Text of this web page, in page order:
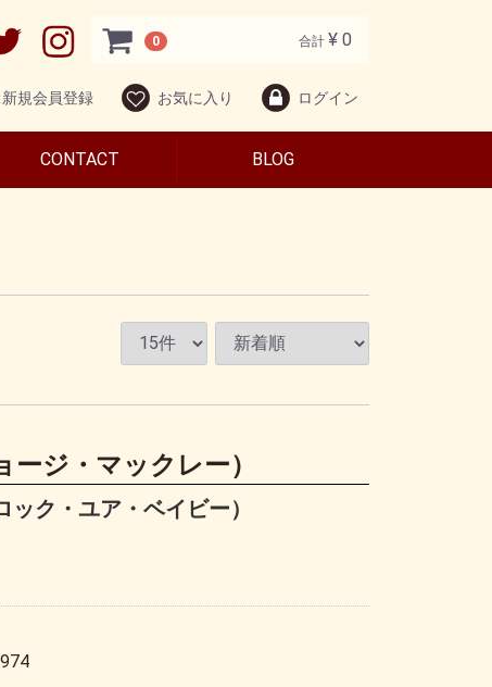
0 合計 ¥ 0
新規会員登録 お気に入り ログイン
CONTACT BLOG
ージ・マックレー）
ック・ユア・ベイビー）